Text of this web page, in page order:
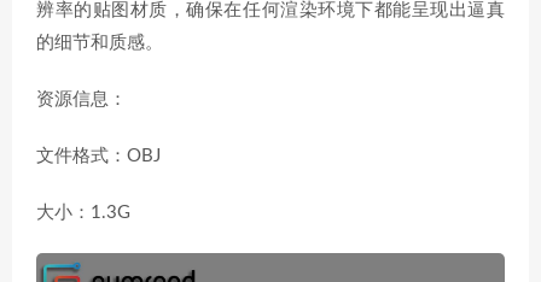
辨率的贴图材质，确保在任何渲染环境下都能呈现出逼真
的细节和质感。
资源信息：
文件格式：OBJ
大小：1.3G